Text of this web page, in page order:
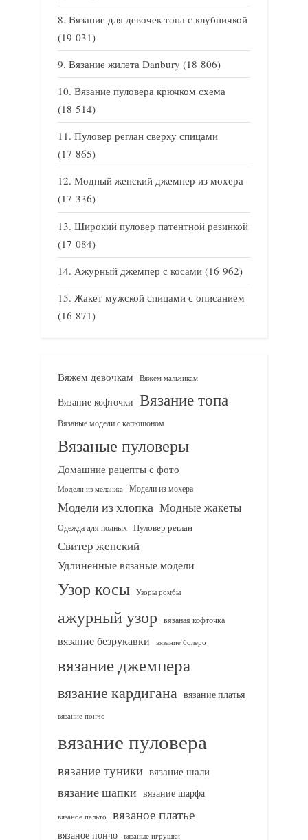
Вязание для девочек топа с клубничкой
(19 031)
Вязание жилета Danbury (18 806)
Вязание пуловера крючком схема
(18 514)
Пуловер реглан сверху спицами
(17 865)
Модный женский джемпер из мохера
(17 336)
Широкий пуловер патентной резинкой
(17 084)
Ажурный джемпер с косами (16 962)
Жакет мужской спицами с описанием
(16 871)
Вяжем девочкам Вяжем мальчикам
Вязание кофточки Вязание топа
Вязаные модели с капюшоном
Вязаные пуловеры
Домашние рецепты с фото
Модели из меланжа Модели из мохера
Модели из хлопка Модные жакеты
Одежда для полных Пуловер реглан
Свитер женский
Удлиненные вязаные модели
Узор косы Узоры ромбы
ажурный узор вязаная кофточка
вязание безрукавки вязание болеро
вязание джемпера
вязание кардигана вязание платья
вязание пончо
вязание пуловера
вязание туники вязание шали
вязание шапки вязание шарфа
вязаное пальто вязаное платье
вязаное пончо вязаные игрушки